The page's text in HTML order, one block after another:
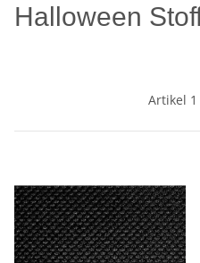
Halloween
Artikel 1